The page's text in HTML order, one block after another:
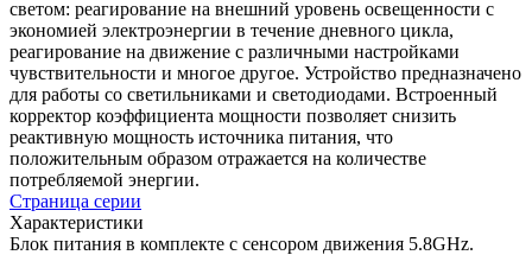
светом: реагирование на внешний уровень освещенности с
экономией электроэнергии в течение дневного цикла,
реагирование на движение с различными настройками
чувствительности и многое другое. Устройство предназначено
для работы со светильниками и светодиодами. Встроенный
корректор коэффициента мощности позволяет снизить
реактивную мощность источника питания, что
положительным образом отражается на количестве
потребляемой энергии.
Страница серии
Характеристики
Блок питания в комплекте с сенсором движения 5.8GHz.